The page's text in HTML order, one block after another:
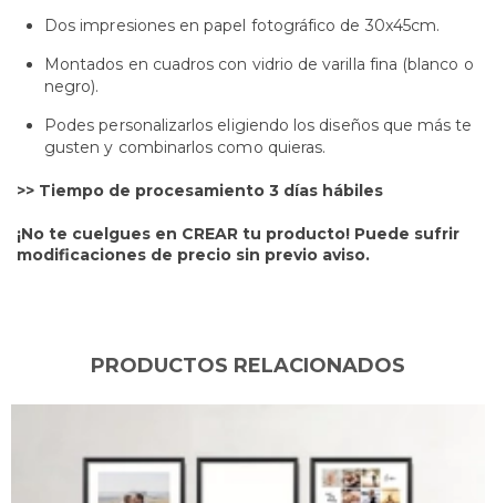
Dos impresiones en papel fotográfico de 30x45cm.
Montados en cuadros con vidrio de varilla fina (blanco o
negro).
Podes personalizarlos eligiendo los diseños que más te
gusten y combinarlos como quieras.
>> Tiempo de procesamiento 3 días hábiles​
¡No te cuelgues en CREAR tu producto! Puede sufrir
modificaciones de precio sin previo aviso.
PRODUCTOS RELACIONADOS